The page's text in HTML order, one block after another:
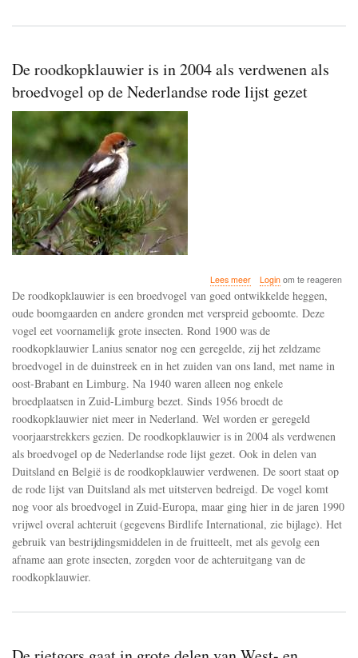
in
Europa
achteruit
De roodkopklauwier is in 2004 als verdwenen als
broedvogel op de Nederlandse rode lijst gezet
Lees meerover
De
roodkopklauwier
is
in
2004
als
verdwenen
als
broedvogel
Nederlandse
rode
lijst
Loginom te reageren
De roodkopklauwier is een broedvogel van goed ontwikkelde heggen,
oude boomgaarden en andere gronden met verspreid geboomte. Deze
vogel eet voornamelijk grote insecten. Rond 1900 was de
roodkopklauwier Lanius senator nog een geregelde, zij het zeldzame
broedvogel in de duinstreek en in het zuiden van ons land, met name in
oost-Brabant en Limburg. Na 1940 waren alleen nog enkele
broedplaatsen in Zuid-Limburg bezet. Sinds 1956 broedt de
roodkopklauwier niet meer in Nederland. Wel worden er geregeld
voorjaarstrekkers gezien. De roodkopklauwier is in 2004 als verdwenen
als broedvogel op de Nederlandse rode lijst gezet. Ook in delen van
Duitsland en België is de roodkopklauwier verdwenen. De soort staat op
de rode lijst van Duitsland als met uitsterven bedreigd. De vogel komt
nog voor als broedvogel in Zuid-Europa, maar ging hier in de jaren 1990
vrijwel overal achteruit (gegevens Birdlife International, zie bijlage). Het
gebruik van bestrijdingsmiddelen in de fruitteelt, met als gevolg een
afname aan grote insecten, zorgden voor de achteruitgang van de
roodkopklauwier.